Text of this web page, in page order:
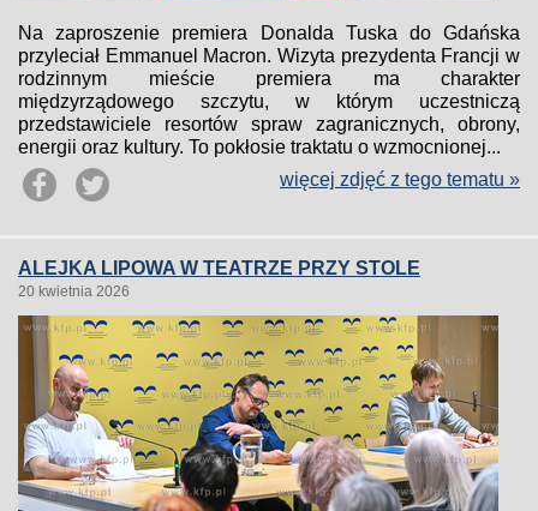
Na zaproszenie premiera Donalda Tuska do Gdańska
przyleciał Emmanuel Macron. Wizyta prezydenta Francji w
rodzinnym mieście premiera ma charakter
międzyrządowego szczytu, w którym uczestniczą
przedstawiciele resortów spraw zagranicznych, obrony,
energii oraz kultury. To pokłosie traktatu o wzmocnionej...
więcej zdjęć z tego tematu »
ALEJKA LIPOWA W TEATRZE PRZY STOLE
20 kwietnia 2026